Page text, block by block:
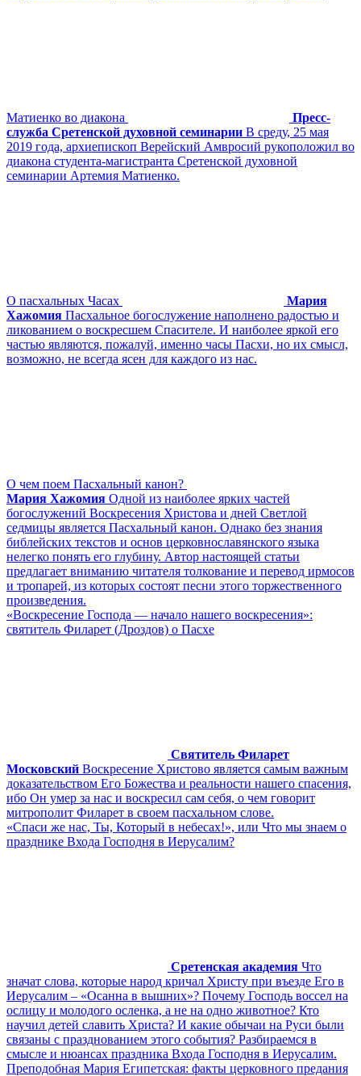
Матиенко во диакона
Пресс-
служба Сретенской духовной семинарии В среду, 25 мая
2019 года, архиепископ Верейский Амвросий рукоположил во
диакона студента-магистранта Сретенской духовной
семинарии Артемия Матиенко.
О пасхальных Часах
Мария
Хажомия Пасхальное богослужение наполнено радостью и
ликованием о воскресшем Спасителе. И наиболее яркой его
частью являются, пожалуй, именно часы Пасхи, но их смысл,
возможно, не всегда ясен для каждого из нас.
О чем поем Пасхальный канон?
Мария Хажомия Одной из наиболее ярких частей
богослужений Воскресения Христова и дней Светлой
седмицы является Пасхальный канон. Однако без знания
библейских текстов и основ церковнославянского языка
нелегко понять его глубину. Автор настоящей статьи
предлагает вниманию читателя толкование и перевод ирмосов
и тропарей, из которых состоят песни этого торжественного
произведения.
«Воскресение Господа — начало нашего воскресения»:
святитель Филарет (Дроздов) о Пасхе
Святитель Филарет
Московский Воскресение Христово является самым важным
доказательством Его Божества и реальности нашего спасения,
ибо Он умер за нас и воскресил сам себя, о чем говорит
митрополит Филарет в своем пасхальном слове.
«Спаси же нас, Ты, Который в небесах!», или Что мы знаем о
празднике Входа Господня в Иерусалим?
Сретенская академия Что
значат слова, которые народ кричал Христу при въезде Его в
Иерусалим – «Осанна в вышних»? Почему Господь воссел на
ослицу и молодого осленка, а не на одно животное? Кто
научил детей славить Христа? И какие обычаи на Руси были
связаны с празднованием этого события? Разбираемся в
смысле и нюансах праздника Входа Господня в Иерусалим.
Преподобная Мария Египетская: факты церковного предания